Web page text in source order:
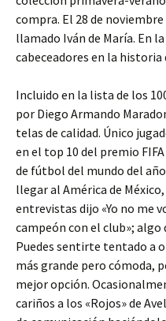
compra. El 28 de
llamado Iván de María. En
cabeceadores en la
Incluido en la lista de los
por Diego Armando
telas de calidad. Único
en el top 10 del premio
de fútbol del mundo del
llegar al América de
entrevistas dijo «Yo no me
campeón con el club»;
Puedes sentirte tentado a
más grande pero cómoda,
mejor opción.
cariños a los «Rojos» de